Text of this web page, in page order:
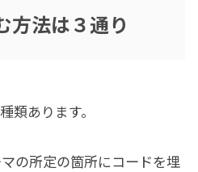
方法は３通り
類あります。
の所定の箇所にコードを埋